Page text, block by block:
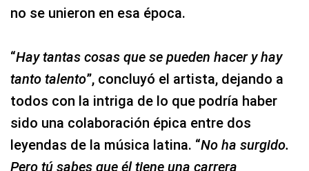
no se unieron en esa época.
“Hay tantas cosas que se pueden hacer y hay
tanto talento”, concluyó el artista, dejando a
todos con la intriga de lo que podría haber
sido una colaboración épica entre dos
leyendas de la música latina. “No ha surgido.
Pero tú sabes que él tiene una carrera